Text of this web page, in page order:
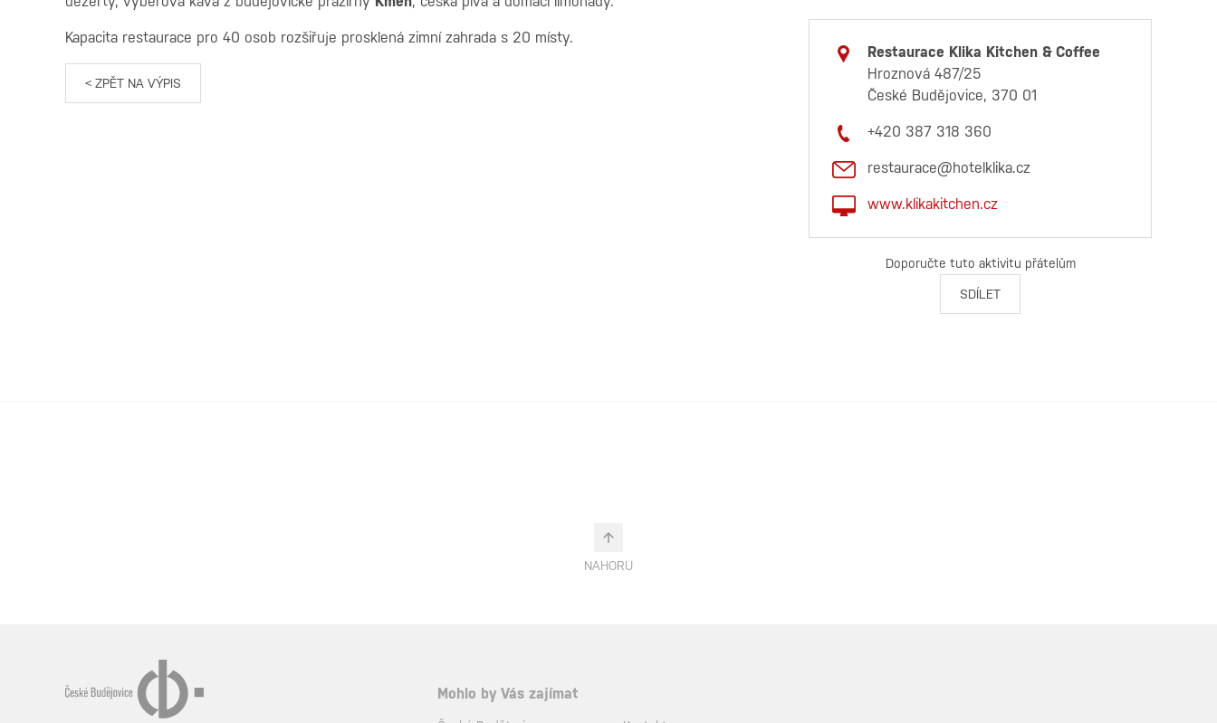
Kapacita restaurace pro 40 osob rozšiřuje prosklená zimní zahrada s 20 místy.
< ZPĚT NA VÝPIS
Restaurace Klika Kitchen & Coffee
Hroznová 487/25
České Budějovice, 370 01
+420 387 318 360
restaurace@hotelklika.cz
www.klikakitchen.cz
Doporučte tuto aktivitu přátelům
SDÍLET
NAHORU
Mohlo by Vás zajímat